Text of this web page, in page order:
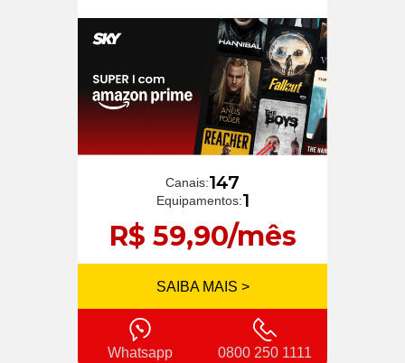
Canais:147
Equipamentos:1
R$ 59,90/mês
SAIBA MAIS >
Whatsapp 0800 250 1111